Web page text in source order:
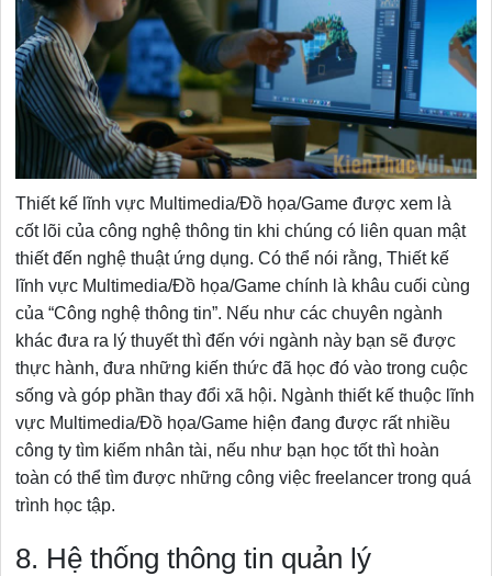
Thiết kế lĩnh vực Multimedia/Đồ họa/Game được xem là
cốt lõi của công nghệ thông tin khi chúng có liên quan mật
thiết đến nghệ thuật ứng dụng. Có thể nói rằng, Thiết kế
lĩnh vực Multimedia/Đồ họa/Game chính là khâu cuối cùng
của “Công nghệ thông tin”. Nếu như các chuyên ngành
khác đưa ra lý thuyết thì đến với ngành này bạn sẽ được
thực hành, đưa những kiến thức đã học đó vào trong cuộc
sống và góp phần thay đổi xã hội. Ngành thiết kế thuộc lĩnh
vực Multimedia/Đồ họa/Game hiện đang được rất nhiều
công ty tìm kiếm nhân tài, nếu như bạn học tốt thì hoàn
toàn có thể tìm được những công việc freelancer trong quá
trình học tập.
8. Hệ thống thông tin quản lý